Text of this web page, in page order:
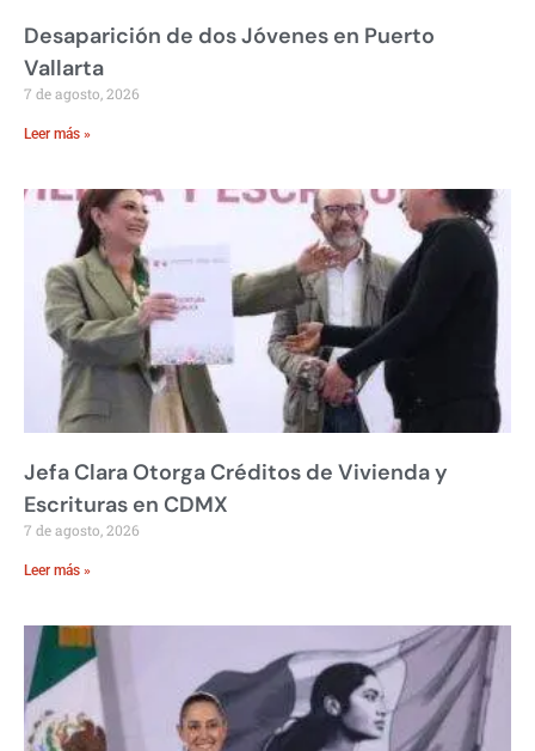
Desaparición de dos Jóvenes en Puerto
Vallarta
7 de agosto, 2026
Leer más »
Jefa Clara Otorga Créditos de Vivienda y
Escrituras en CDMX
7 de agosto, 2026
Leer más »